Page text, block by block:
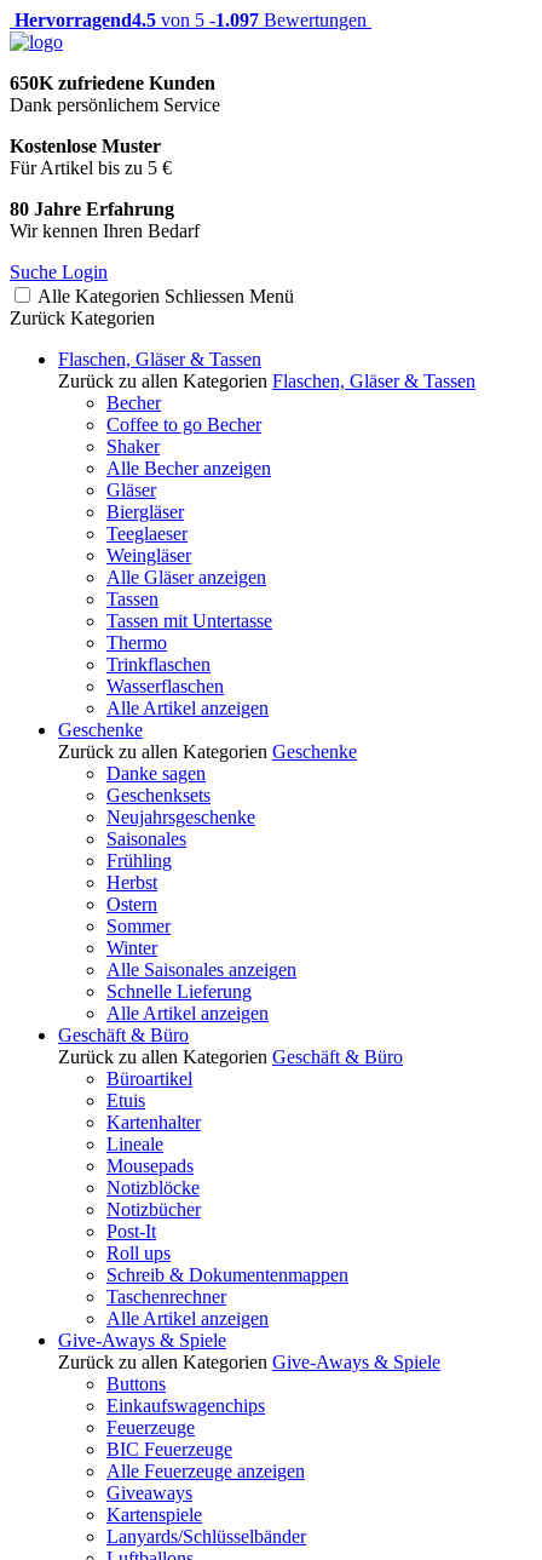
Hervorragend4.5 von 5 -1.097 Bewertungen
650K zufriedene Kunden
Dank persönlichem Service
Kostenlose Muster
Für Artikel bis zu 5 €
80 Jahre Erfahrung
Wir kennen Ihren Bedarf
Suche Login
Alle Kategorien Schliessen Menü
Zurück Kategorien
Flaschen, Gläser & Tassen
Zurück zu allen Kategorien Flaschen, Gläser & Tassen
Becher
Coffee to go Becher
Shaker
Alle Becher anzeigen
Gläser
Biergläser
Teeglaeser
Weingläser
Alle Gläser anzeigen
Tassen
Tassen mit Untertasse
Thermo
Trinkflaschen
Wasserflaschen
Alle Artikel anzeigen
Geschenke
Zurück zu allen Kategorien Geschenke
Danke sagen
Geschenksets
Neujahrsgeschenke
Saisonales
Frühling
Herbst
Ostern
Sommer
Winter
Alle Saisonales anzeigen
Schnelle Lieferung
Alle Artikel anzeigen
Geschäft & Büro
Zurück zu allen Kategorien Geschäft & Büro
Büroartikel
Etuis
Kartenhalter
Lineale
Mousepads
Notizblöcke
Notizbücher
Post-It
Roll ups
Schreib & Dokumentenmappen
Taschenrechner
Alle Artikel anzeigen
Give-Aways & Spiele
Zurück zu allen Kategorien Give-Aways & Spiele
Buttons
Einkaufswagenchips
Feuerzeuge
BIC Feuerzeuge
Alle Feuerzeuge anzeigen
Giveaways
Kartenspiele
Lanyards/Schlüsselbänder